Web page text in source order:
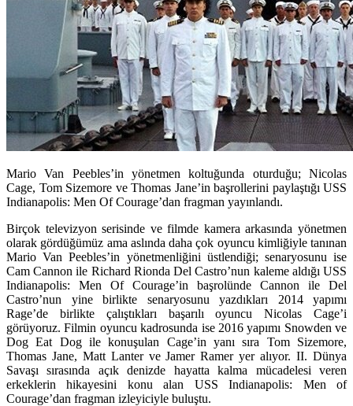
Mario Van Peebles’in yönetmen koltuğunda oturduğu; Nicolas
Cage, Tom Sizemore ve Thomas Jane’in başrollerini paylaştığı USS
Indianapolis: Men Of Courage’dan fragman yayınlandı.
Birçok televizyon serisinde ve filmde kamera arkasında yönetmen
olarak gördüğümüz ama aslında daha çok oyuncu kimliğiyle tanınan
Mario Van Peebles’in yönetmenliğini üstlendiği; senaryosunu ise
Cam Cannon ile Richard Rionda Del Castro’nun kaleme aldığı USS
Indianapolis: Men Of Courage’in başrolünde Cannon ile Del
Castro’nun yine birlikte senaryosunu yazdıkları 2014 yapımı
Rage’de birlikte çalıştıkları başarılı oyuncu Nicolas Cage’i
görüyoruz. Filmin oyuncu kadrosunda ise 2016 yapımı Snowden ve
Dog Eat Dog ile konuşulan Cage’in yanı sıra Tom Sizemore,
Thomas Jane, Matt Lanter ve Jamer Ramer yer alıyor. II. Dünya
Savaşı sırasında açık denizde hayatta kalma mücadelesi veren
erkeklerin hikayesini konu alan USS Indianapolis: Men of
Courage’dan fragman izleyiciyle buluştu.